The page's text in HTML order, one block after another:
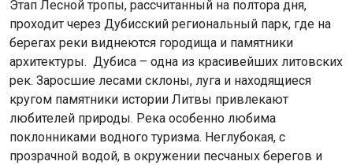
Этап Лесной тропы, рассчитанный на полтора дня,
проходит через Дубисский региональный парк, где на
берегах реки виднеются городища и памятники
архитектуры. Дубиса – одна из красивейших литовских
рек. Заросшие лесами склоны, луга и находящиеся
кругом памятники истории Литвы привлекают
любителей природы. Река особенно любима
поклонниками водного туризма. Неглубокая, с
прозрачной водой, в окружении песчаных берегов и